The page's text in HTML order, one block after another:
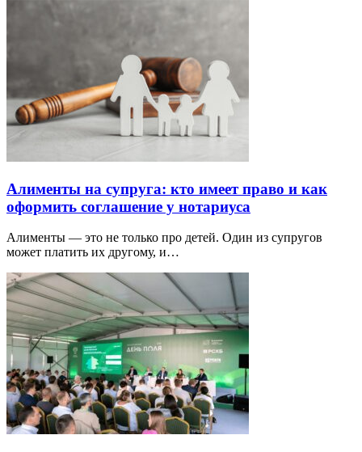
Алименты на супруга: кто имеет право и как
оформить соглашение у нотариуса
Алименты — это не только про детей. Один из супругов
может платить их другому, и…